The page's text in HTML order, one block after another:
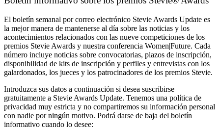
El boletín semanal por correo electrónico Stevie Awards Update es
la mejor manera de mantenerse al día sobre las noticias y los
acontecimientos relacionados con las nueve competiciones de los
premios Stevie Awards y nuestra conferencia Women|Future. Cada
número incluye noticias sobre convocatorias, plazos de inscripción,
disponibilidad de kits de inscripción y perfiles y entrevistas con los
galardonados, los jueces y los patrocinadores de los premios Stevie.
Introduzca sus datos a continuación si desea suscribirse
gratuitamente a Stevie Awards Update. Tenemos una política de
privacidad muy estricta y no compartiremos su información personal
con nadie por ningún motivo. Podrá darse de baja del boletín
informativo cuando lo desee: